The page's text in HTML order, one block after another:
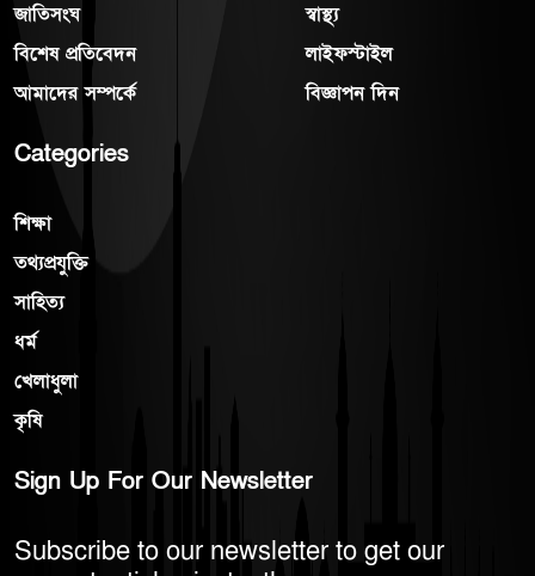
জাতিসংঘ
বিশেষ প্রতিবেদন
আমাদের সম্পর্কে
স্বাস্থ্য
লাইফস্টাইল
বিজ্ঞাপন দিন
Categories
শিক্ষা
তথ্যপ্রযুক্তি
সাহিত্য
ধর্ম
খেলাধুলা
কৃষি
Sign Up For Our Newsletter
Subscribe to our newsletter to get our